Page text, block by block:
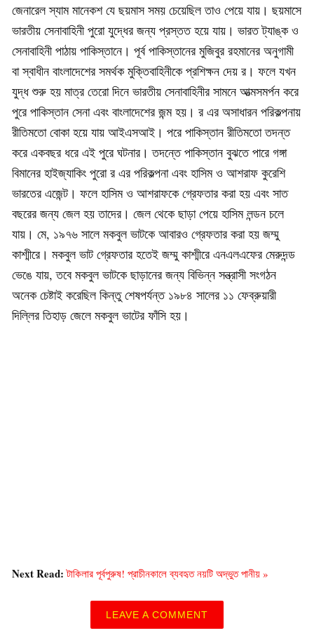
জেনারেল স্যাম মানেকশ যে ছয়মাস সময় চেয়েছিল তাও পেয়ে যায়। ছয়মাসে
ভারতীয় সেনাবাহিনী পুরো যুদ্ধের জন্য প্রস্তত হয়ে যায়। ভারত ট্যাঙ্ক ও
সেনাবাহিনী পাঠায় পাকিস্তানে। পূর্ব পাকিস্তানের মুজিবুর রহমানের অনুগামী
বা স্বাধীন বাংলাদেশের সমর্থক মুক্তিবাহিনীকে প্রশিক্ষন দেয় র। ফলে যখন
যুদ্ধ শুরু হয় মাত্র তেরো দিনে ভারতীয় সেনাবাহিনীর সামনে আত্মসমর্পন করে
পুরে পাকিস্তান সেনা এবং বাংলাদেশের জন্ম হয়। র এর অসাধারন পরিকল্পনায়
রীতিমতো বোকা হয়ে যায় আইএসআই। পরে পাকিস্তান রীতিমতো তদন্ত
করে একবছর ধরে এই পুরে ঘটনার। তদন্তে পাকিস্তান বুঝতে পারে গঙ্গা
বিমানের হাইজ্যাকিং পুরো র এর পরিকল্পনা এবং হাসিম ও আশরাফ কুরেশি
ভারতের এজেন্ট। ফলে হাসিম ও আশরাফকে গ্রেফতার করা হয় এবং সাত
বছরের জন্য জেল হয় তাদের। জেল থেকে ছাড়া পেয়ে হাসিম লন্ডন চলে
যায়। মে, ১৯৭৬ সালে মকবুল ভাটকে আবারও গ্রেফতার করা হয় জম্মু
কাশ্মীরে। মকবুল ভাট গ্রেফতার হতেই জম্মু কাশ্মীরে এনএলএফের মেরুদন্ড
ভেঙে যায়, তবে মকবুল ভাটকে ছাড়ানের জন্য বিভিন্ন সন্ত্রাসী সংগঠন
অনেক চেষ্টাই করেছিল কিন্তু শেষপর্যন্ত ১৯৮৪ সালের ১১ ফেব্রুয়ারী
দিল্লির তিহাড় জেলে মকবুল ভাটের ফাঁসি হয়।
Next Read:টাকিলার পূর্বপুরুষ! প্রাচীনকালে ব্যবহৃত নয়টি অদ্ভুত পানীয় »
LEAVE A COMMENT